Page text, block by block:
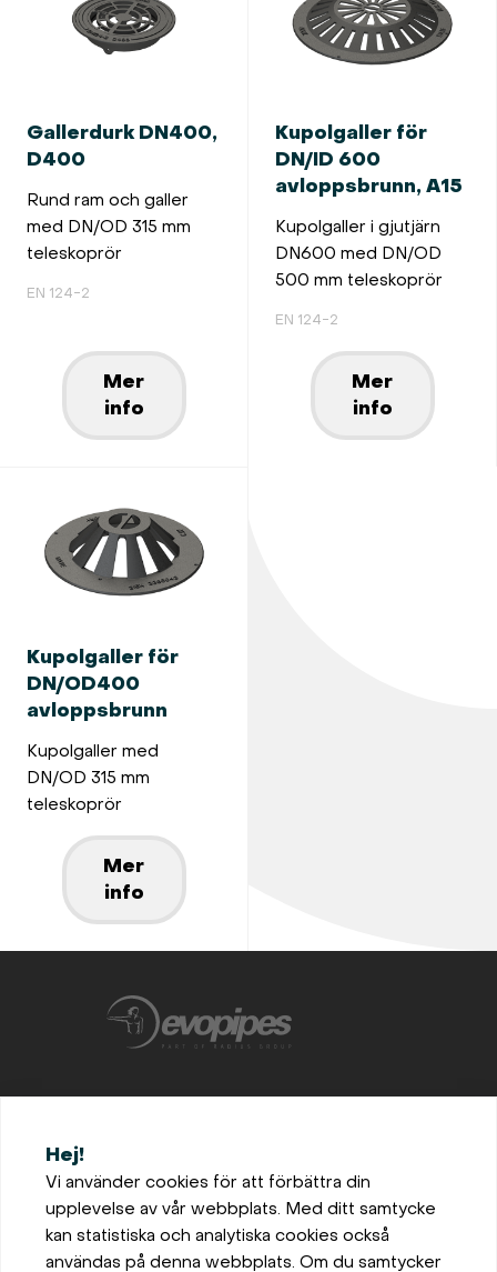
Gallerdurk DN400,
D400
Rund ram och galler
med DN/OD 315 mm
teleskoprör
EN 124-2
Mer
info
Kupolgaller för
DN/ID 600
avloppsbrunn, A15
Kupolgaller i gjutjärn
DN600 med DN/OD
500 mm teleskoprör
EN 124-2
Mer
info
Kupolgaller för
DN/OD400
avloppsbrunn
Kupolgaller med
DN/OD 315 mm
teleskoprör
Mer
info
Hej!
Vi använder cookies för att förbättra din
upplevelse av vår webbplats. Med ditt samtycke
kan statistiska och analytiska cookies också
användas på denna webbplats. Om du samtycker
office@evopipes.se
Bro, Solhaug 105, 696 91
Askersund, Sweden